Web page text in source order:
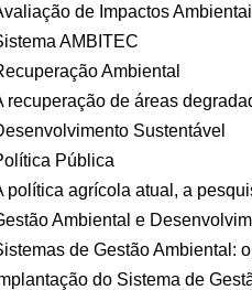
de Impactos
AMBITEC
Ambiental
recuperação de áreas
Sustentável
Pública
política agrícola atual, a
Ambiental e
de Gestão Ambiental:
do Sistema de